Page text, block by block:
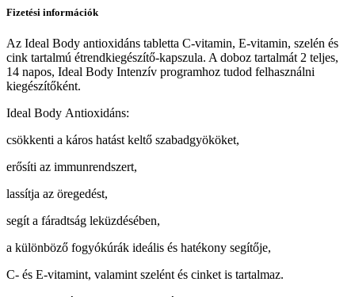
Fizetési információk
Az Ideal Body antioxidáns tabletta C-vitamin, E-vitamin, szelén és
cink tartalmú étrendkiegészítő-kapszula. A doboz tartalmát 2 teljes,
14 napos, Ideal Body Intenzív programhoz tudod felhasználni
kiegészítőként.
Ideal Body Antioxidáns:
csökkenti a káros hatást keltő szabadgyököket,
erősíti az immunrendszert,
lassítja az öregedést,
segít a fáradtság leküzdésében,
a különböző fogyókúrák ideális és hatékony segítője,
C- és E-vitamint, valamint szelént és cinket is tartalmaz.